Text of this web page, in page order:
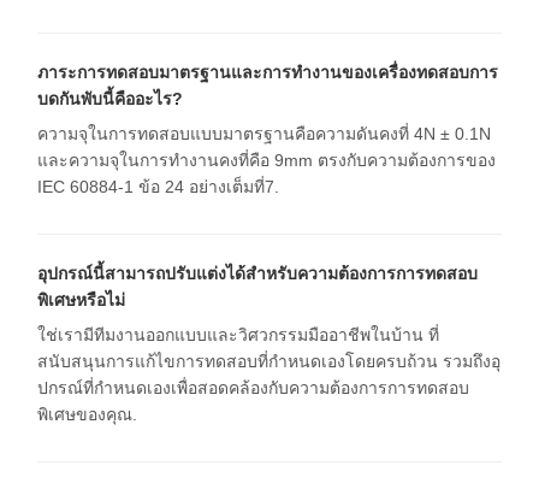
ภาระการทดสอบมาตรฐานและการทํางานของเครื่องทดสอบการ
บดกันพับนี้คืออะไร?
ความจุในการทดสอบแบบมาตรฐานคือความดันคงที่ 4N ± 0.1N
และความจุในการทํางานคงที่คือ 9mm ตรงกับความต้องการของ
IEC 60884-1 ข้อ 24 อย่างเต็มที่7.
อุปกรณ์นี้สามารถปรับแต่งได้สําหรับความต้องการการทดสอบ
พิเศษหรือไม่
ใช่เรามีทีมงานออกแบบและวิศวกรรมมืออาชีพในบ้าน ที่
สนับสนุนการแก้ไขการทดสอบที่กําหนดเองโดยครบถ้วน รวมถึงอุ
ปกรณ์ที่กําหนดเองเพื่อสอดคล้องกับความต้องการการทดสอบ
พิเศษของคุณ.